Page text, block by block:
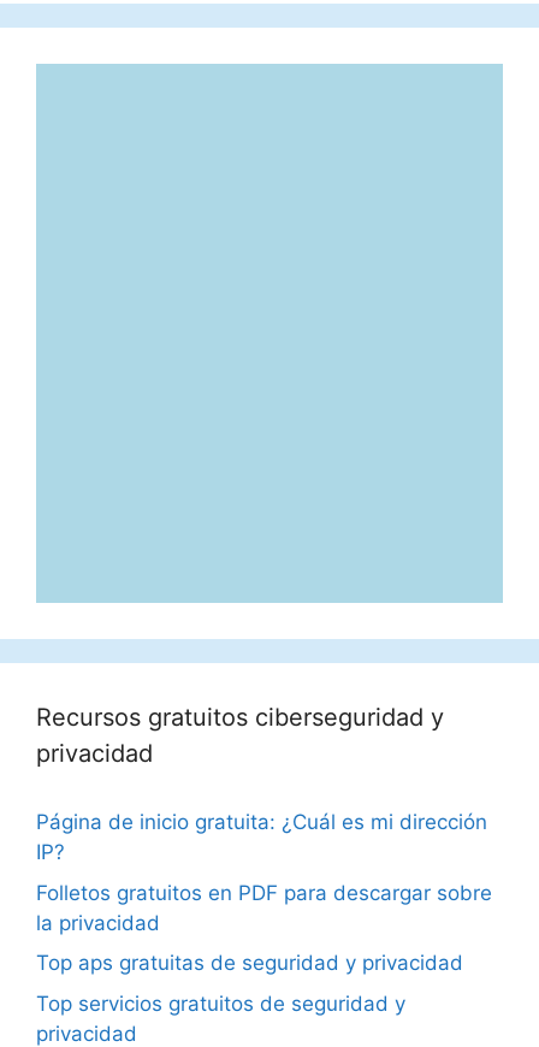
Recursos gratuitos ciberseguridad y
privacidad
Página de inicio gratuita: ¿Cuál es mi dirección
IP?
Folletos gratuitos en PDF para descargar sobre
la privacidad
Top aps gratuitas de seguridad y privacidad
Top servicios gratuitos de seguridad y
privacidad